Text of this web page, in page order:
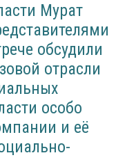
Мурат
обсудили
отрасли
особо
и её